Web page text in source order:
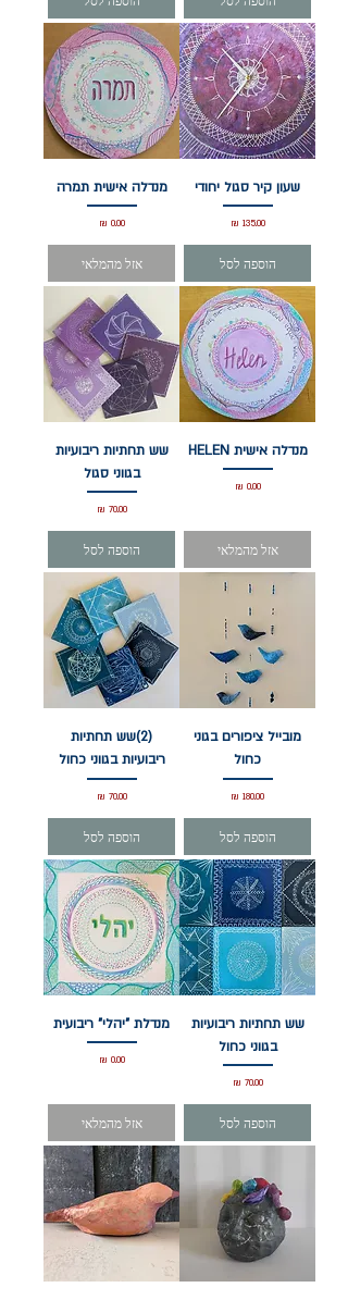
שעון קיר סגול יחודי
מחיר‏135.00 ‏₪
הוספה לסל
מנדלה אישית תמרה
מחיר‏0.00 ‏₪
אזל מהמלאי
מנדלה אישית HELEN
מחיר‏0.00 ‏₪
אזל מהמלאי
שש תחתיות ריבועיות
בגווני סגול
מחיר‏70.00 ‏₪
הוספה לסל
מובייל ציפורים בגוני
כחול
מחיר
הוספה לסל
(2)שש תחתיות
ריבועיות בגווני כחול
מחיר‏70.00 ‏₪
הוספה לסל
שש תחתיות ריבועיות
בגווני כחול
מחיר‏70.00 ‏₪
הוספה לסל
מנדלת "יהלי" ריבועית
מחיר‏0.00 ‏₪
אזל מהמלאי